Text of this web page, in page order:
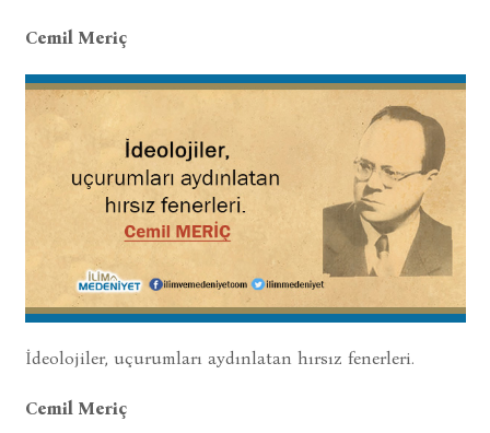
Cemil Meriç
İdeolojiler, uçurumları aydınlatan hırsız fenerleri.
Cemil Meriç